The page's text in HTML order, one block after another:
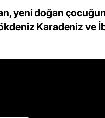
yeni doğan
Karadeniz ve